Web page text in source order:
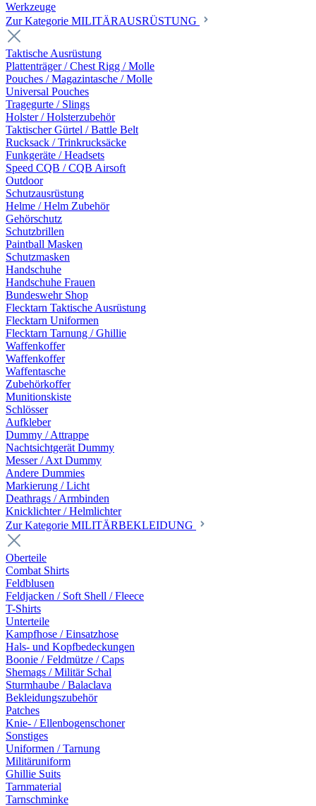
Werkzeuge
Zur Kategorie MILITÄRAUSRÜSTUNG
Taktische Ausrüstung
Plattenträger / Chest Rigg / Molle
Pouches / Magazintasche / Molle
Universal Pouches
Tragegurte / Slings
Holster / Holsterzubehör
Taktischer Gürtel / Battle Belt
Rucksack / Trinkrucksäcke
Funkgeräte / Headsets
Speed CQB / CQB Airsoft
Outdoor
Schutzausrüstung
Helme / Helm Zubehör
Gehörschutz
Schutzbrillen
Paintball Masken
Schutzmasken
Handschuhe
Handschuhe Frauen
Bundeswehr Shop
Flecktarn Taktische Ausrüstung
Flecktarn Uniformen
Flecktarn Tarnung / Ghillie
Waffenkoffer
Waffenkoffer
Waffentasche
Zubehörkoffer
Munitionskiste
Schlösser
Aufkleber
Dummy / Attrappe
Nachtsichtgerät Dummy
Messer / Axt Dummy
Andere Dummies
Markierung / Licht
Deathrags / Armbinden
Knicklichter / Helmlichter
Zur Kategorie MILITÄRBEKLEIDUNG
Oberteile
Combat Shirts
Feldblusen
Feldjacken / Soft Shell / Fleece
T-Shirts
Unterteile
Kampfhose / Einsatzhose
Hals- und Kopfbedeckungen
Boonie / Feldmütze / Caps
Shemags / Militär Schal
Sturmhaube / Balaclava
Bekleidungszubehör
Patches
Knie- / Ellenbogenschoner
Sonstiges
Uniformen / Tarnung
Militäruniform
Ghillie Suits
Tarnmaterial
Tarnschminke